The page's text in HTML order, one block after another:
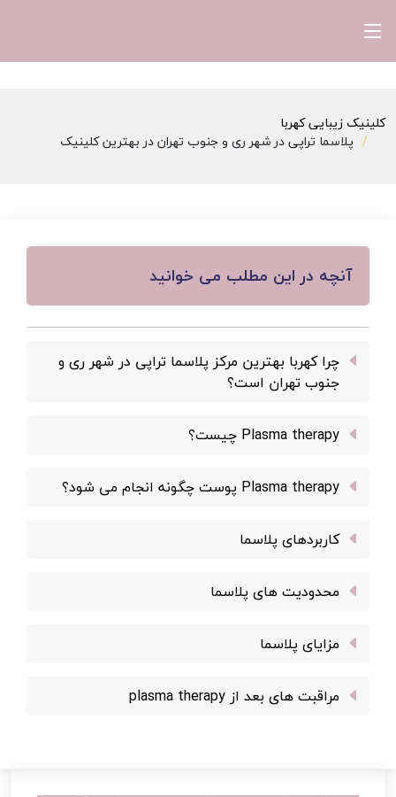
کلینیک زیبایی کهربا
پلاسما تراپی در شهر ری و جنوب تهران در بهترین کلینیک
آنچه در این مطلب می خوانید
چرا کهربا بهترین مرکز پلاسما تراپی در شهر ری و
جنوب تهران است؟
Plasma therapy چیست؟
Plasma therapy پوست چگونه انجام می شود؟
کاربردهای پلاسما
محدودیت های پلاسما
مزایای پلاسما
مراقبت های بعد از plasma therapy